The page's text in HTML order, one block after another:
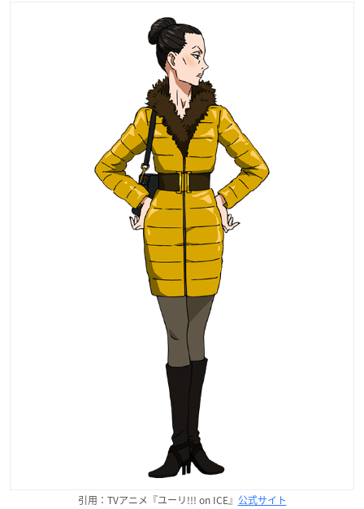
引用：TVアニメ『ユーリ!!! on ICE』 公式サイト